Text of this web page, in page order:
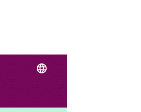
language